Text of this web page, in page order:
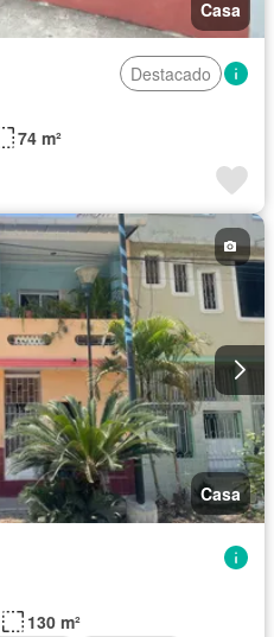
Casa
Destacado
74 m²
Casa
130 m²